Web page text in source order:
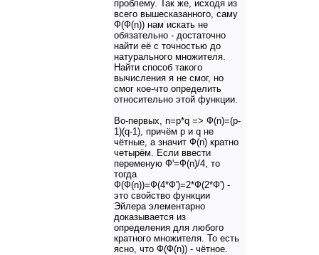
проблему. Так же, исходя из
всего вышесказанного, саму
Ф(Ф(n)) нам искать не
обязательно - достаточно
найти её с точностью до
натурального множителя.
Найти способ такого
вычисления я не смог, но
смог кое-что определить
относительно этой функции.
Во-первых, n=p*q => Ф(n)=(p-
1)(q-1), причём p и q не
чётные, а значит Ф(n) кратно
четырём. Если ввести
переменую Ф'=Ф(n)/4, то
тогда
Ф(Ф(n))=Ф(4*Ф')=2*Ф(2*Ф') -
это свойство функции
Эйлера элементарно
доказывается из
определения для любого
кратного множителя. То есть
ясно, что Ф(Ф(n)) - чётное.